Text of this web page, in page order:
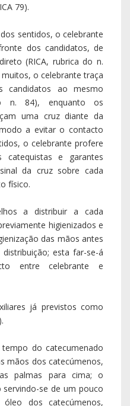
79).
sentidos, o celebrante
dos candidatos, de
(RICA, rubrica do n.
o celebrante traça
ao mesmo
n. 84), enquanto os
uma cruz diante da
a evitar o contacto
o celebrante profere
e garantes
da cruz sobre cada
físico.
a distribuir a cada
higienizados e
das mãos antes
esta far-se-á
entre celebrante e
já previstos como
do catecumenado
mãos dos catecúmenos,
palmas para cima; o
se de um pouco
dos catecúmenos,